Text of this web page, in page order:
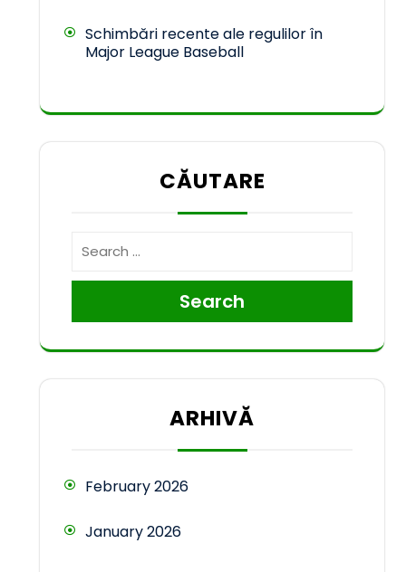
Schimbări recente ale regulilor în
Major League Baseball
CĂUTARE
Search
ARHIVĂ
February 2026
January 2026